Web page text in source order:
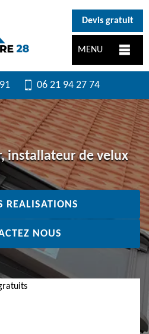
Devis gratuit
MENU
06 21 94 27 74
installateur de velux
REALISATIONS
NOUS